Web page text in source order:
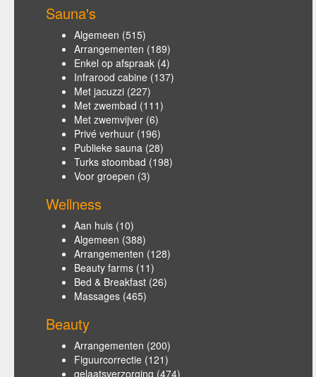
Sauna's
Algemeen (515)
Arrangementen (189)
Enkel op afspraak (4)
Infrarood cabine (137)
Met jacuzzi (227)
Met zwembad (111)
Met zwemvijver (6)
Privé verhuur (196)
Publieke sauna (28)
Turks stoombad (198)
Voor groepen (3)
Wellness
Aan huis (10)
Algemeen (388)
Arrangementen (128)
Beauty farms (11)
Bed & Breakfast (26)
Massages (465)
Beauty
Arrangementen (200)
Figuurcorrectie (121)
gelaatsverzorging (474)